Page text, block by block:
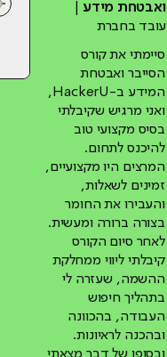
ואבטחת מידע
עובד בחברת
סיימתי את קורס
הסייבר ואבטחת
המידע ב-HackerU,
ואני מרגיש שקיבלתי
בסיס מקצועי טוב
להיכנס לתחום.
המרצים היו מקצועיים,
זמינים לשאלות,
והעבירו את החומר
בצורה ברורה ומעשית.
לאחר סיום הקורס
קיבלתי ליווי ממחלקת
ההשמה, שעזרה לי
בתהליך חיפוש
העבודה, בהכוונה
ובהכנה לראיונות.